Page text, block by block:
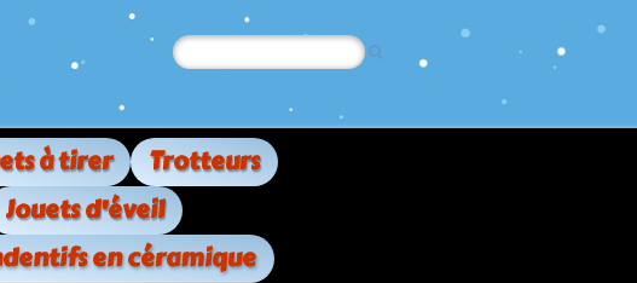
à tirer
Trotteurs
Jouets d'éveil
en céramique